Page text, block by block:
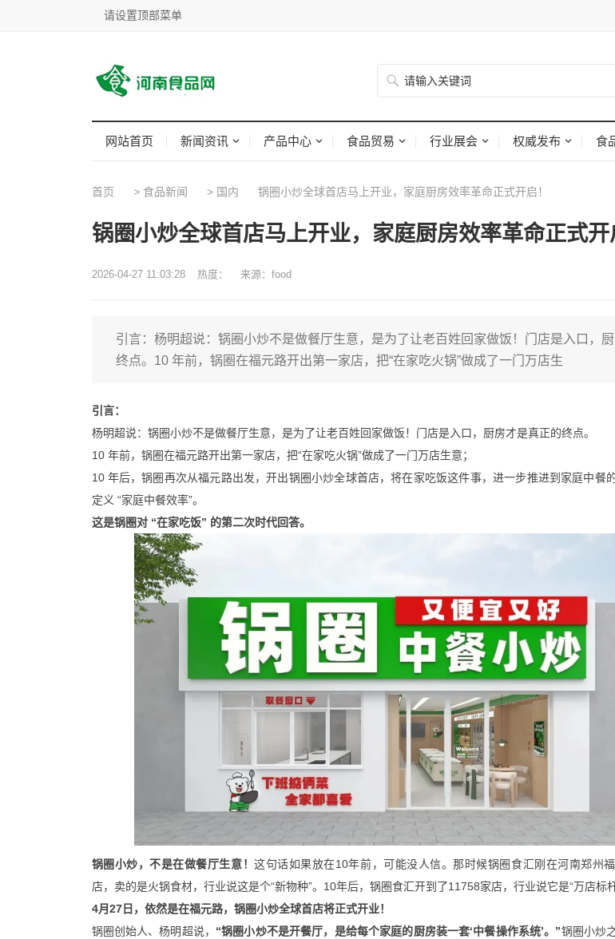
请设置顶部菜单
网站首页 新闻资讯 产品中心 食品贸易 行业展会 权威发布 食
首页 > 食品新闻 > 国内 锅圈小炒全球首店马上开业，家庭厨房效率革命正式开启！
锅圈小炒全球首店马上开业，家庭厨房效率革命正式开
2026-04-27 11:03:28 热度： 来源：food
引言：杨明超说：锅圈小炒不是做餐厅生意，是为了让老百姓回家做饭！门店是入口，
终点。10 年前，锅圈在福元路开出第一家店，把“在家吃火锅”做成了一门万店生
引言：
杨明超说：锅圈小炒不是做餐厅生意，是为了让老百姓回家做饭！门店是入口，厨房才是真正的终点。
10 年前，锅圈在福元路开出第一家店，把“在家吃火锅”做成了一门万店生意；
10 年后，锅圈再次从福元路出发，开出锅圈小炒全球首店，将在家吃饭这件事，进一步推进到家庭中餐
定义 “家庭中餐效率”。
这是锅圈对 “在家吃饭” 的第二次时代回答。
锅圈小炒，不是在做餐厅生意！这句话如果放在10年前，可能没人信。那时候锅圈食汇刚在河南郑州
店，卖的是火锅食材，行业说这是个“新物种”。10年后，锅圈食汇开到了11758家店，行业说它是“万店标杆
4月27日，依然是在福元路，锅圈小炒全球首店将正式开业！
锅圈创始人、杨明超说， “锅圈小炒不是开餐厅，是给每个家庭的厨房装一套‘中餐操作系统’。”锅圈小炒